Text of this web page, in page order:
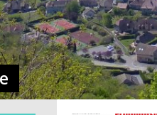
Centre de